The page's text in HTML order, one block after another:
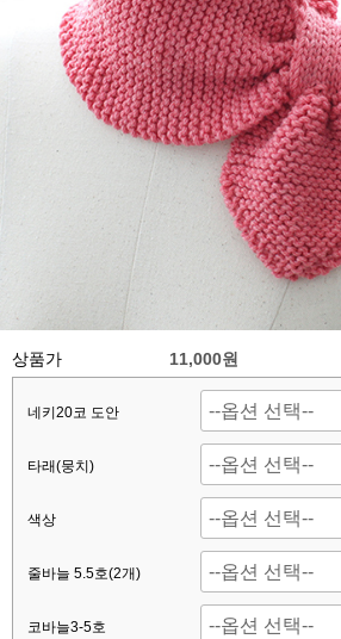
상품가 11,000원
네키20코 도안
타래(뭉치)
색상
줄바늘 5.5호(2개)
코바늘3-5호